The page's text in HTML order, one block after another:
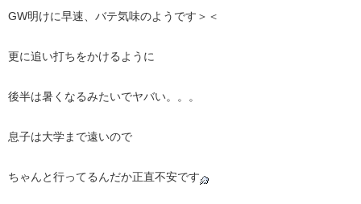
GW明けに早速、バテ気味のようです＞＜
更に追い打ちをかけるように
後半は暑くなるみたいでヤバい。。。
息子は大学まで遠いので
ちゃんと行ってるんだか正直不安です